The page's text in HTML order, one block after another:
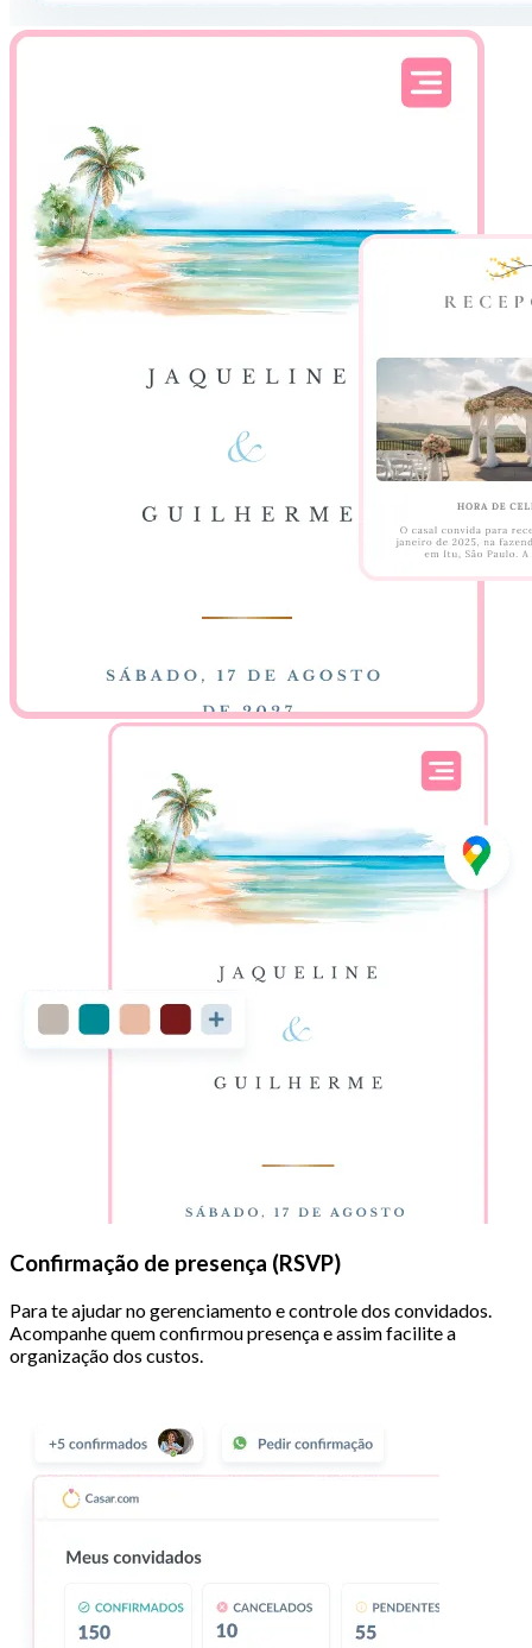
Confirmação de presença (RSVP)
Para te ajudar no gerenciamento e controle dos convidados.
Acompanhe quem confirmou presença e assim facilite a
organização dos custos.